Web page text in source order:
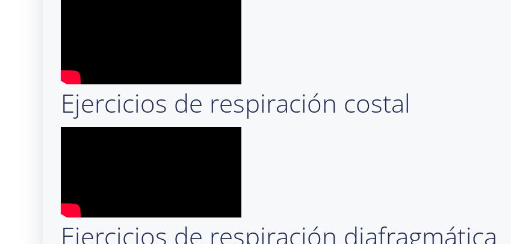
Ejercicios de respiración costal
Ejercicios de respiración diafragmática